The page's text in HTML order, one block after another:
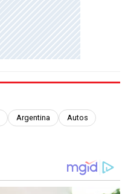
Argentina Autos